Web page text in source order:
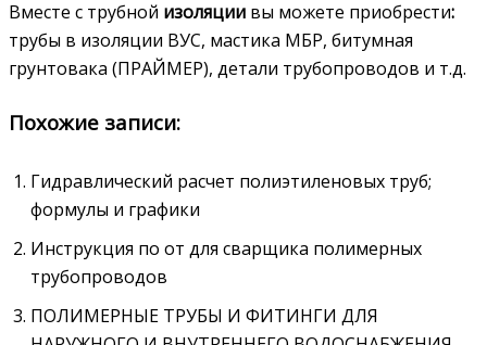
Вместе с трубной изоляции вы можете приобрести:
трубы в изоляции ВУС, мастика МБР, битумная
грунтовака (ПРАЙМЕР), детали трубопроводов и т.д.
Похожие записи:
Гидравлический расчет полиэтиленовых труб;
формулы и графики
Инструкция по от для сварщика полимерных
трубопроводов
ПОЛИМЕРНЫЕ ТРУБЫ И ФИТИНГИ ДЛЯ